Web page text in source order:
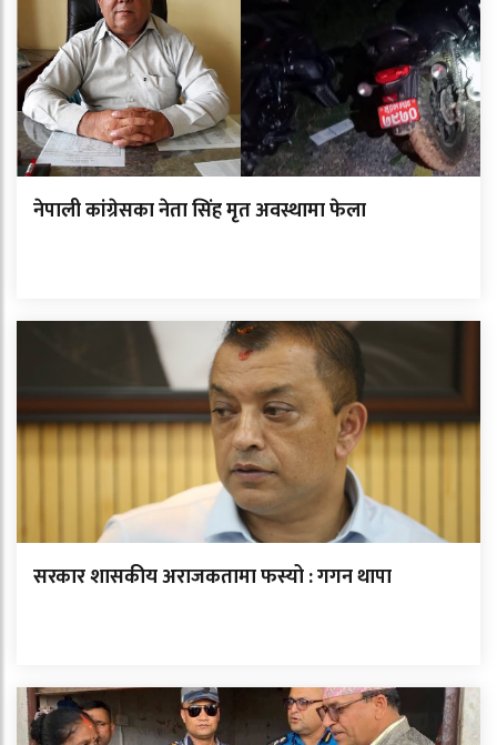
नेपाली कांग्रेसका नेता सिंह मृत अवस्थामा फेला
सरकार शासकीय अराजकतामा फस्यो : गगन थापा